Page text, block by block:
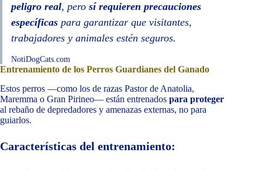
peligro real, pero sí requieren precauciones
específicas para garantizar que visitantes,
trabajadores y animales estén seguros.
NotiDogCats.com
Entrenamiento de los Perros Guardianes del Ganado
Estos perros —como los de razas Pastor de Anatolia,
Maremma o Gran Pirineo— están entrenados para proteger
al rebaño de depredadores y amenazas externas, no para
guiarlos.
Características del entrenamiento: